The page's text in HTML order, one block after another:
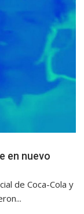
en nuevo
de Coca-Cola y